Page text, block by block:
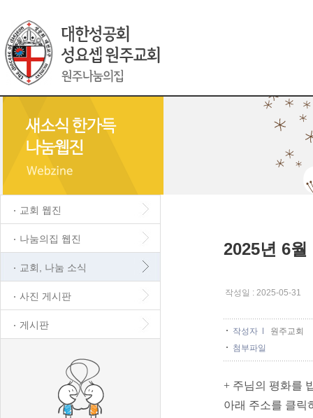
교회 웹진
나눔의집 웹진
교회, 나눔 소식
사진 게시판
게시판
2025년 6
작성일 : 2025-05-
작성자
원주교회
첨부파일
+ 주님의 평화를
아래 주소를 클릭